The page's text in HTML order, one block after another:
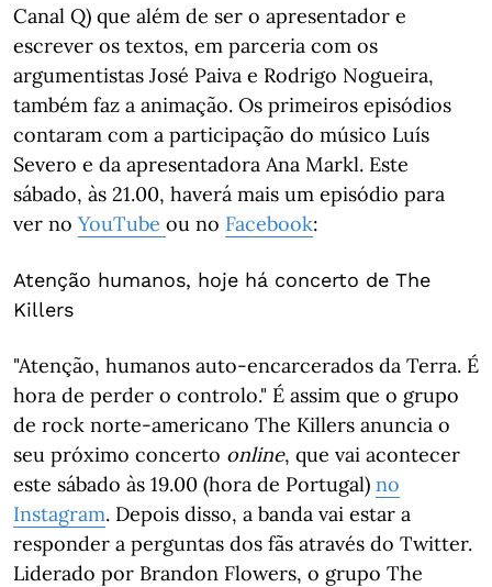
Canal Q) que além de ser o apresentador e
escrever os textos, em parceria com os
argumentistas José Paiva e Rodrigo Nogueira,
também faz a animação. Os primeiros episódios
contaram com a participação do músico Luís
Severo e da apresentadora Ana Markl. Este
sábado, às 21.00, haverá mais um episódio para
ver no YouTube ou no Facebook:
Atenção humanos, hoje há concerto de The
Killers
"Atenção, humanos auto-encarcerados da Terra. É
hora de perder o controlo." É assim que o grupo
de rock norte-americano The Killers anuncia o
seu próximo concerto online, que vai acontecer
este sábado às 19.00 (hora de Portugal) no
Instagram. Depois disso, a banda vai estar a
responder a perguntas dos fãs através do Twitter.
Liderado por Brandon Flowers, o grupo The